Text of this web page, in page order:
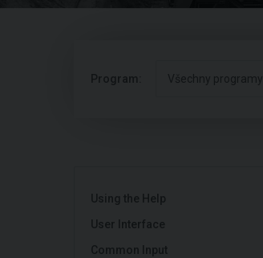
Program: Všechny programy
Using the Help
User Interface
Common Input